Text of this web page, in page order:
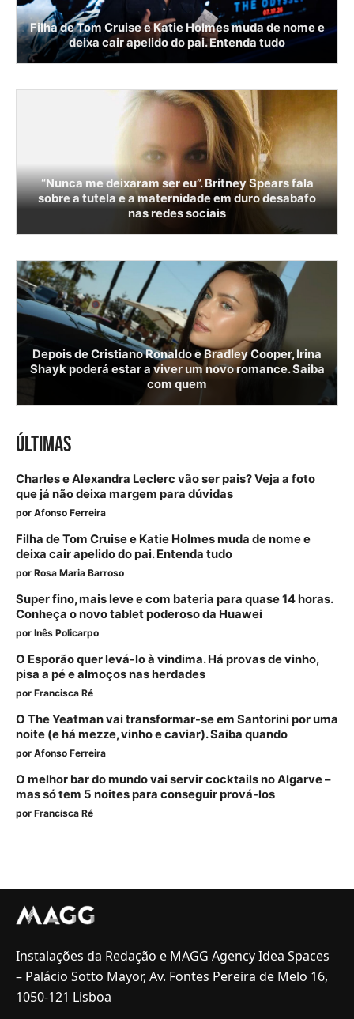
Filha de Tom Cruise e Katie Holmes muda de nome e
deixa cair apelido do pai. Entenda tudo
“Nunca me deixaram ser eu”. Britney Spears fala
sobre a tutela e a maternidade em duro desabafo
nas redes sociais
Depois de Cristiano Ronaldo e Bradley Cooper, Irina
Shayk poderá estar a viver um novo romance. Saiba
com quem
ÚLTIMAS
Charles e Alexandra Leclerc vão ser pais? Veja a foto
que já não deixa margem para dúvidas
por Afonso Ferreira
Filha de Tom Cruise e Katie Holmes muda de nome e
deixa cair apelido do pai. Entenda tudo
por Rosa Maria Barroso
Super fino, mais leve e com bateria para quase 14 horas.
Conheça o novo tablet poderoso da Huawei
por Inês Policarpo
O Esporão quer levá-lo à vindima. Há provas de vinho,
pisa a pé e almoços nas herdades
por Francisca Ré
O The Yeatman vai transformar-se em Santorini por uma
noite (e há mezze, vinho e caviar). Saiba quando
por Afonso Ferreira
O melhor bar do mundo vai servir cocktails no Algarve –
mas só tem 5 noites para conseguir prová-los
por Francisca Ré
Instalações da Redação e MAGG Agency Idea Spaces
– Palácio Sotto Mayor, Av. Fontes Pereira de Melo 16,
1050-121 Lisboa